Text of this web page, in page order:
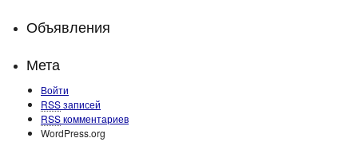
Объявления
Мета
Войти
RSSзаписей
RSSкомментариев
WordPress.org